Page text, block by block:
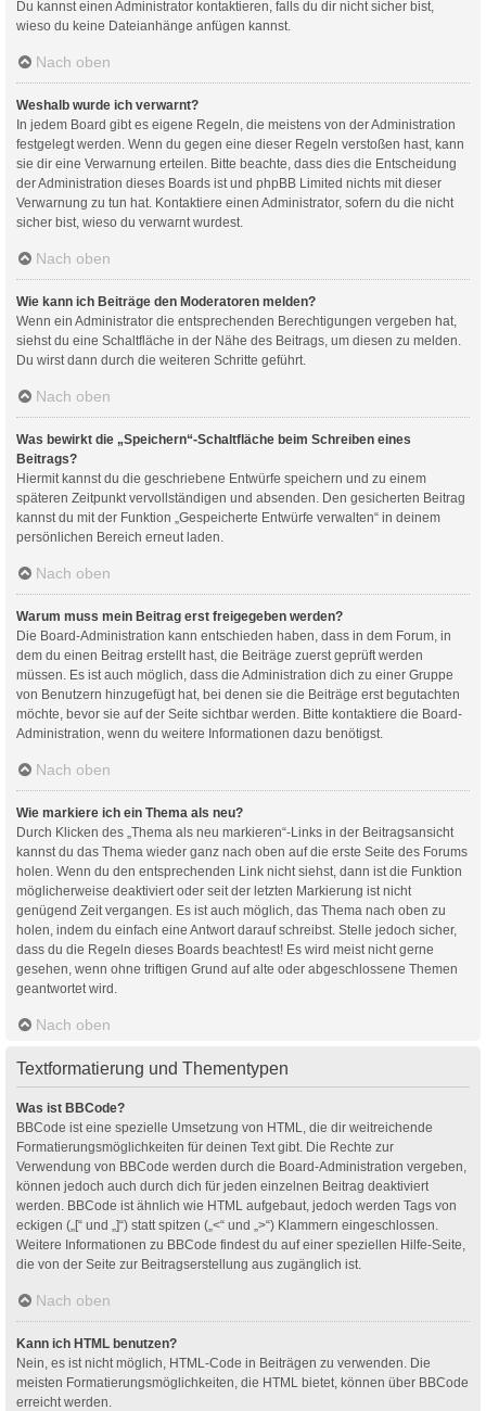
Du kannst einen Administrator kontaktieren, falls du dir nicht sicher bist,
wieso du keine Dateianhänge anfügen kannst.
Nach oben
Weshalb wurde ich verwarnt?
In jedem Board gibt es eigene Regeln, die meistens von der Administration
festgelegt werden. Wenn du gegen eine dieser Regeln verstoßen hast, kann
sie dir eine Verwarnung erteilen. Bitte beachte, dass dies die Entscheidung
der Administration dieses Boards ist und phpBB Limited nichts mit dieser
Verwarnung zu tun hat. Kontaktiere einen Administrator, sofern du die nicht
sicher bist, wieso du verwarnt wurdest.
Nach oben
Wie kann ich Beiträge den Moderatoren melden?
Wenn ein Administrator die entsprechenden Berechtigungen vergeben hat,
siehst du eine Schaltfläche in der Nähe des Beitrags, um diesen zu melden.
Du wirst dann durch die weiteren Schritte geführt.
Nach oben
Was bewirkt die „Speichern“-Schaltfläche beim Schreiben eines
Beitrags?
Hiermit kannst du die geschriebene Entwürfe speichern und zu einem
späteren Zeitpunkt vervollständigen und absenden. Den gesicherten Beitrag
kannst du mit der Funktion „Gespeicherte Entwürfe verwalten“ in deinem
persönlichen Bereich erneut laden.
Nach oben
Warum muss mein Beitrag erst freigegeben werden?
Die Board-Administration kann entschieden haben, dass in dem Forum, in
dem du einen Beitrag erstellt hast, die Beiträge zuerst geprüft werden
müssen. Es ist auch möglich, dass die Administration dich zu einer Gruppe
von Benutzern hinzugefügt hat, bei denen sie die Beiträge erst begutachten
möchte, bevor sie auf der Seite sichtbar werden. Bitte kontaktiere die Board-
Administration, wenn du weitere Informationen dazu benötigst.
Nach oben
Wie markiere ich ein Thema als neu?
Durch Klicken des „Thema als neu markieren“-Links in der Beitragsansicht
kannst du das Thema wieder ganz nach oben auf die erste Seite des Forums
holen. Wenn du den entsprechenden Link nicht siehst, dann ist die Funktion
möglicherweise deaktiviert oder seit der letzten Markierung ist nicht
genügend Zeit vergangen. Es ist auch möglich, das Thema nach oben zu
holen, indem du einfach eine Antwort darauf schreibst. Stelle jedoch sicher,
dass du die Regeln dieses Boards beachtest! Es wird meist nicht gerne
gesehen, wenn ohne triftigen Grund auf alte oder abgeschlossene Themen
geantwortet wird.
Nach oben
Textformatierung und Thementypen
Was ist BBCode?
BBCode ist eine spezielle Umsetzung von HTML, die dir weitreichende
Formatierungsmöglichkeiten für deinen Text gibt. Die Rechte zur
Verwendung von BBCode werden durch die Board-Administration vergeben,
können jedoch auch durch dich für jeden einzelnen Beitrag deaktiviert
werden. BBCode ist ähnlich wie HTML aufgebaut, jedoch werden Tags von
eckigen („[“ und „]“) statt spitzen („<“ und „>“) Klammern eingeschlossen.
Weitere Informationen zu BBCode findest du auf einer speziellen Hilfe-Seite,
die von der Seite zur Beitragserstellung aus zugänglich ist.
Nach oben
Kann ich HTML benutzen?
Nein, es ist nicht möglich, HTML-Code in Beiträgen zu verwenden. Die
meisten Formatierungsmöglichkeiten, die HTML bietet, können über BBCode
erreicht werden.